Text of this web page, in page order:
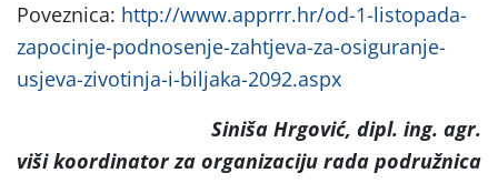
Poveznica: http://www.apprrr.hr/od-1-listopada-
zapocinje-podnosenje-zahtjeva-za-osiguranje-
usjeva-zivotinja-i-biljaka-2092.aspx
Siniša Hrgović, dipl. ing. agr.
viši koordinator za organizaciju rada podružnica